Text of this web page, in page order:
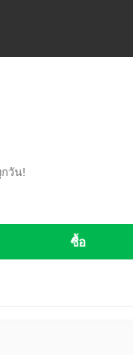
วัน!
ซื้อ